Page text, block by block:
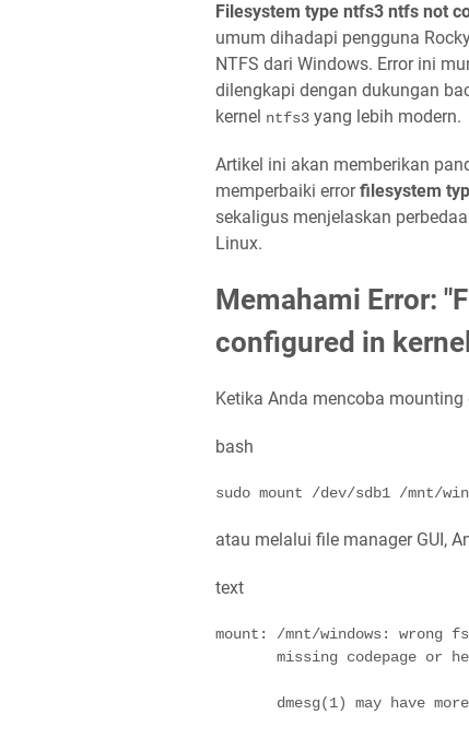
Filesystem type ntfs3 ntfs not
umum dihadapi pengguna
NTFS dari Windows. Error ini
dilengkapi dengan dukungan
kernel ntfs3 yang lebih modern.
Artikel ini akan memberikan
memperbaiki errorfilesystem
sekaligus menjelaskan
Linux.
Memahami Error:
configured in
Ketika Anda mencoba
bash
sudo mount /dev/sdb1 /mnt/
atau melalui file manager GUI,
text
mount: /mnt/windows: wrong
missing codepage or
dmesg(1) may have